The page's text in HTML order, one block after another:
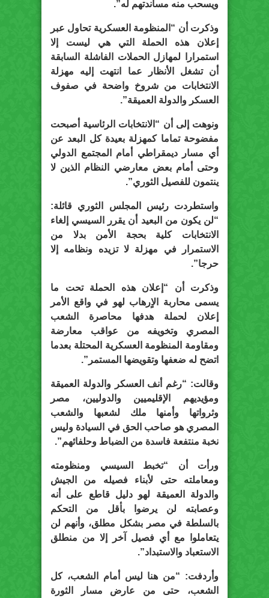
ويسحب منه مساندتهم له”.
وذكرت أن “المنظومة العسكرية تحاول عبر
إعلان هذه الحملة التي هي ليست إلا
استمرارا لمهازل الحملات الفاشلة السابقة
أن تشغل الأنظار عما انتهت إليه مهزلة
الانتخابات من شروخ واضحة في صفوف
العسكر والدولة العميقة”.
ونوهت إلى أن “الانتخابات الرئاسية أصبحت
مفضوحة تماما كمهزلة بعيدة كل البعد عن
أي مسار ديمقراطي أمام المجتمع الدولي
وحتى أمام بعض معارضي النظام الذين لا
ينتمون للفصيل الثوري”.
واستطردت رئيس المجلس الثوري قائلة:
“لن يكون من البعيد أن يقرر السيسي إلغاء
الانتخابات كلية بحجة الأمن بدلا من
الاستمرار في مهزلة لا تزيده ونظامه إلا
حرجا”.
وذكرت أن “إعلان هذه الحملة تحت ما
يسمى محاربة الاٍرهاب لهو في واقع الأمر
إعلان لحملة هدفها محاصرة الشعب
المصري وتخويفه من عواقب معارضة
ومقاومة المنظومة العسكرية المحتلة بعدما
اتضح له ضعفها وتقويضها المستمر”.
وقالت: “رغم أنف العسكر والدولة العميقة
ومؤيديهم الإقليميين والدوليين، مصر
وثرواتها وأمنها ملك لشعبها والشعب
المصري هو صاحب الحق في السيادة وليس
نخبة منتفعة فاسدة من الضباط وحلفائهم”.
ورأت أن “تخبط السيسي ومنظومته
ومعاملته حتى لأبناء فصيله من الجيش
والدولة العميقة لهو دليل قاطع على أنه
وعصابته لن يرضوا بأقل من التحكم
بالسلطة في مصر بشكل مطلق، وأنهم لن
يتعاملوا مع أي فصيل آخر إلا من منطلق
الاستعباد والاستبداد”.
وأردفت: “من هنا ليس أمام الشعب، كل
الشعب، حتى من عارض مسار الثورة